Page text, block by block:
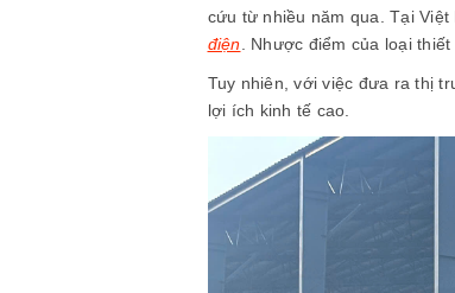
cứu từ nhiều năm qua. Tại
điện . Nhược điểm của loại
Tuy nhiên, với việc đưa ra thị
lợi ích kinh tế cao.